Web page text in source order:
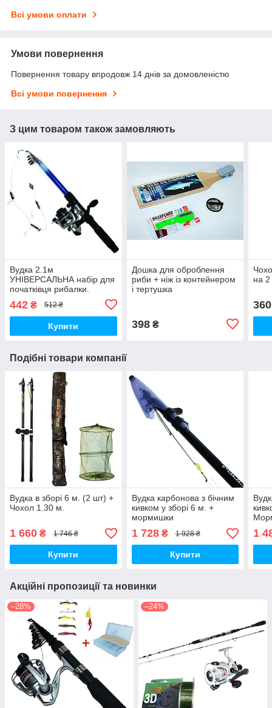
Всі умови оплати
Умови повернення
Повернення товару впродовж 14 днів за домовленістю
Всі умови повернення
З цим товаром також замовляють
Вудка 2.1м
УНІВЕРСАЛЬНА набір для
початківця рибалки.
442 ₴ 512 ₴
Купити
Дошка для оброблення
риби + ніж із контейнером
і тертушка
398₴
на 2
360
Подібні товари компанії
Вудка в зборі 6 м. (2 шт) +
Чохол 1.30 м.
1 660 ₴ 1 746 ₴
Купити
Вудка карбонова з бічним
кивком у зборі 6 м. +
мормишки
1 728₴ 1 928 ₴
Купити
1
Акційні пропозиції та новинки
–28% –24%